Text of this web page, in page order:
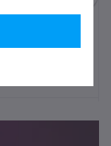
Nova 12i